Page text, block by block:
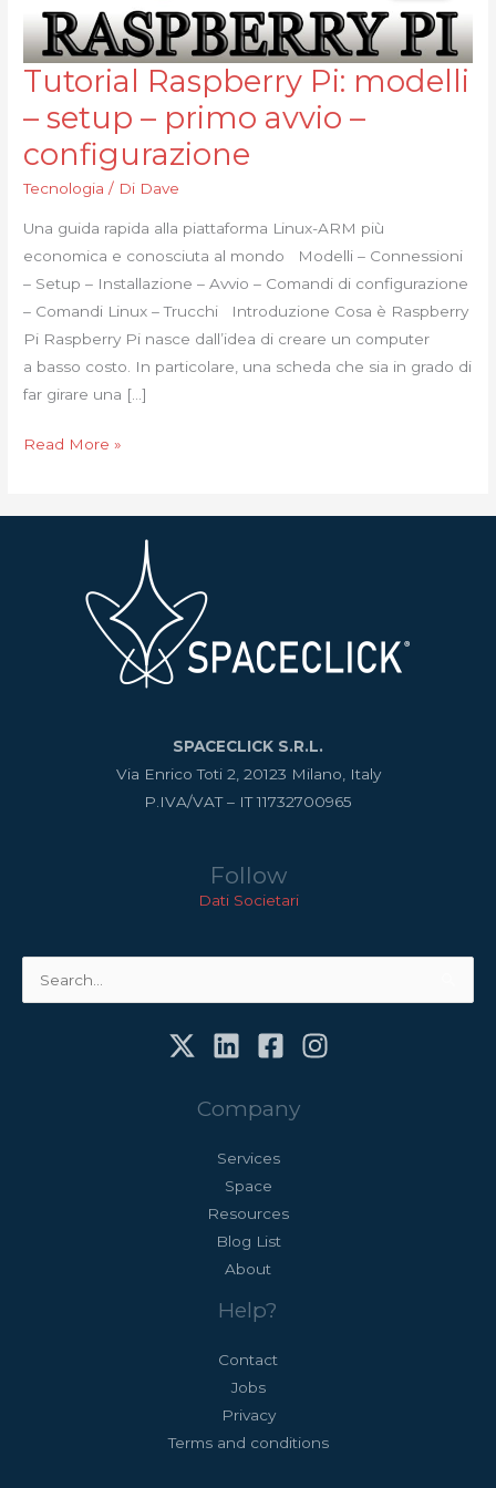
Tutorial Raspberry Pi: modelli
– setup – primo avvio –
configurazione
Tecnologia / Di Dave
Una guida rapida alla piattaforma Linux-ARM più
economica e conosciuta al mondo Modelli – Connessioni
– Setup – Installazione – Avvio – Comandi di configurazione
– Comandi Linux – Trucchi Introduzione Cosa è Raspberry
Pi Raspberry Pi nasce dall’idea di creare un computer
a basso costo. In particolare, una scheda che sia in grado di
far girare una […]
Tutorial
modelli
–
configurazione
Read More »
SPACECLICK S.R.L.
Via Enrico Toti 2, 20123 Milano, Italy
P.IVA/VAT – IT 11732700965
Follow
Dati Societari
Cerca:
Company
Services
Space
Resources
Blog List
About
Help?
Contact
Jobs
Privacy
Terms and conditions